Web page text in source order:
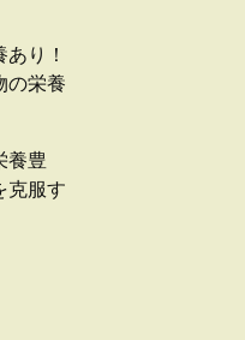
り！
の栄養
養豊
克服す